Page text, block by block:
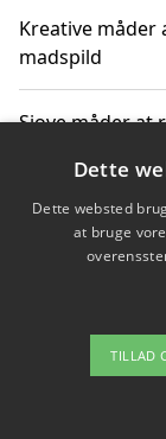
Kreative måder
madspild
Sjove måder at
Hvor finder
Om
Dette
Dette websted
at bruge
TILLAD